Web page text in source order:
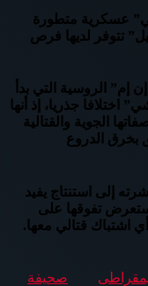
تتوفر لديها فرص
وأعادت الصحيفة إلى الأذهان أن “مي – 28 إن إم” الروسية التي بدأ
عن “أباتشي” اختلافا جذريا، إذ أنها
الجوية والقتالية
بخرق الدروع
إلى استنتاج يفيد
ستستعرض تفوقها على
اشتباك قتالي معها.
صحيفة